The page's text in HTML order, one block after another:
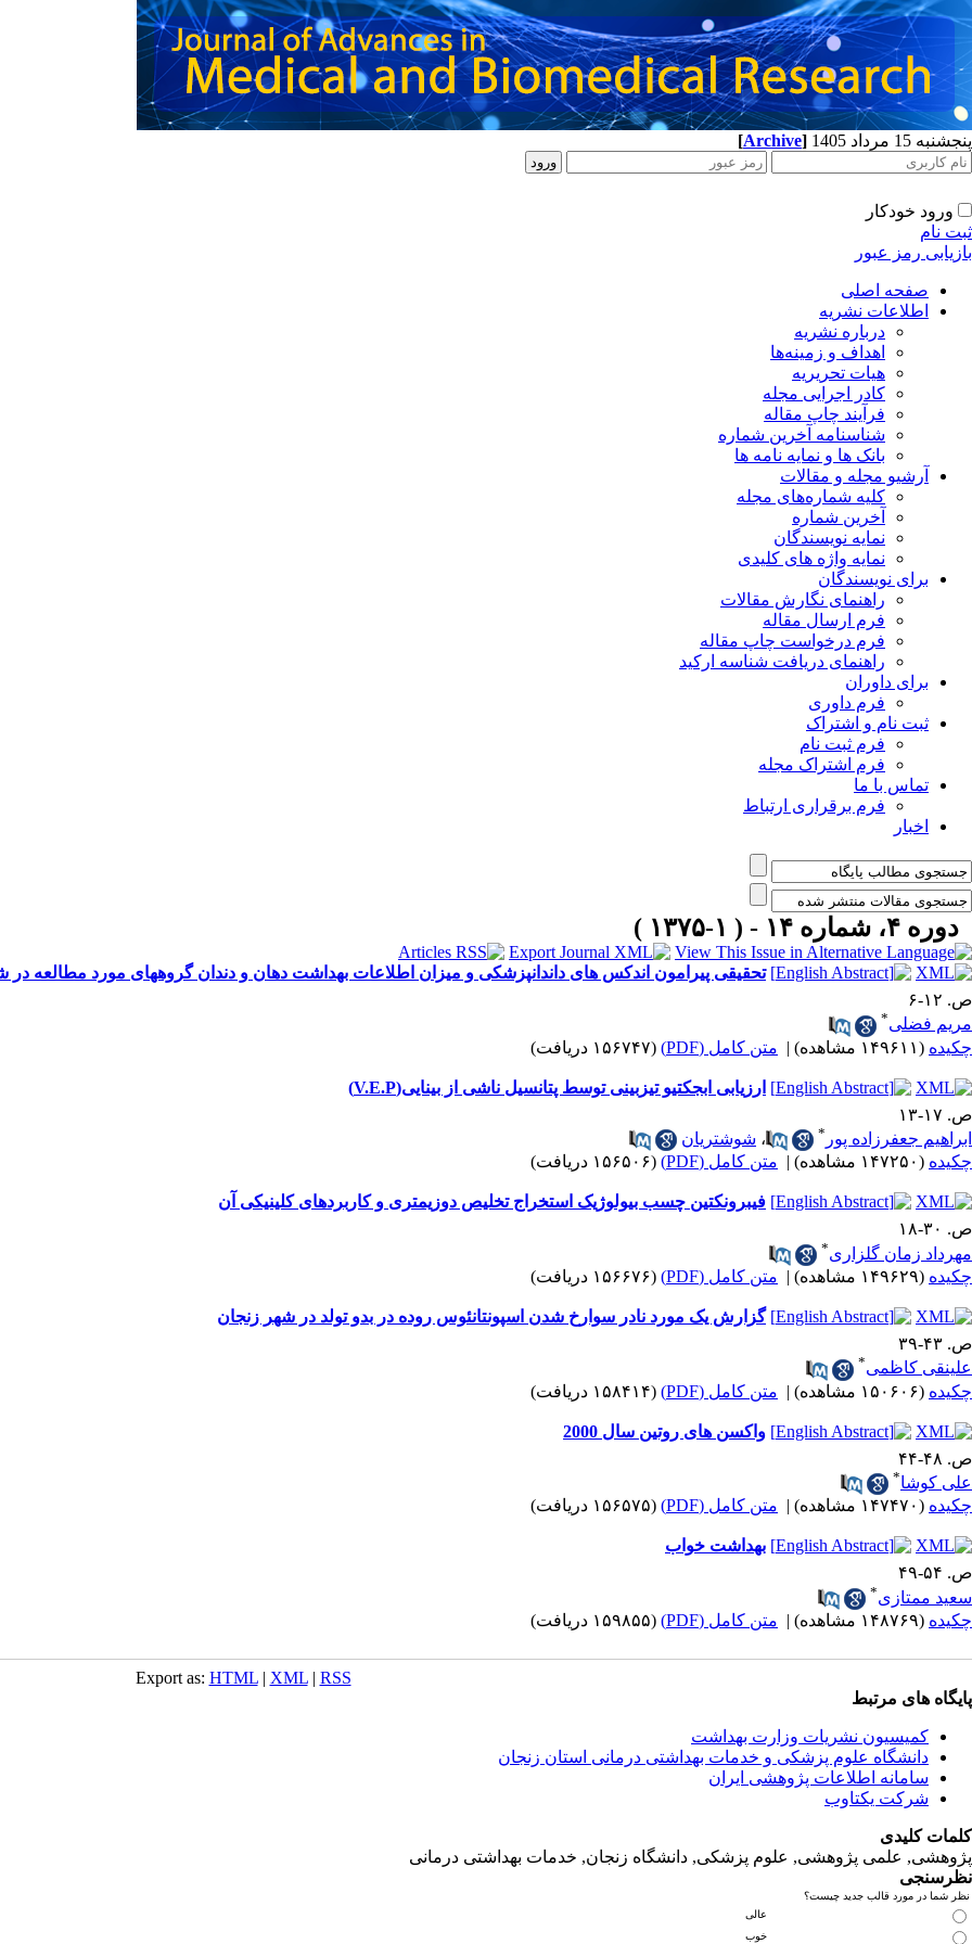
پنجشنبه 15 مرداد 1405 [Archive]
ورود خودکار
ثبت نام
بازیابی رمز عبور
صفحه اصلی
اطلاعات نشریه
درباره نشریه
اهداف و زمینه‌ها
هیات تحریریه
کادر اجرایی مجله
فرآیند چاپ مقاله
شناسنامه آخرین شماره
بانک ها و نمایه نامه ها
آرشیو مجله و مقالات
کلیه شماره‌های مجله
آخرین شماره
نمایه نویسندگان
نمایه واژه های کلیدی
برای نویسندگان
راهنمای نگارش مقالات
فرم ارسال مقاله
فرم درخواست چاپ مقاله
راهنمای دریافت شناسه ارکید
برای داوران
فرم داوری
ثبت نام و اشتراک
فرم ثبت نام
فرم اشتراک مجله
تماس با ما
فرم برقراری ارتباط
اخبار
دوره ۴، شماره ۱۴ - ( ۱-۱۳۷۵ )
تحقیقی پیرامون اندکس های داندانپزشکی و میزان اطلاعات بهداشت دهان و دندان گروههای مورد مطالعه در
ص. ۱۲-۶
مریم فضلی*
چکیده (۱۴۹۶۱۱ مشاهده) | متن کامل (PDF) (۱۵۶۷۴۷ دریافت)
ارزیابی ابجکتیو تیزبینی توسط پتانسیل ناشی از بینایی(V.E.P)
ص. ۱۷-۱۳
ابراهیم جعفرزاده پور * ، شوشتریان
چکیده (۱۴۷۲۵۰ مشاهده) | متن کامل (PDF) (۱۵۶۵۰۶ دریافت)
فیبرونکتین چسب بیولوژیک استخراج تخلیص دوزیمتری و کاربردهای کلینیکی آن
ص. ۳۰-۱۸
مهرداد زمان گلزاری*
چکیده (۱۴۹۶۲۹ مشاهده) | متن کامل (PDF) (۱۵۶۶۷۶ دریافت)
گزارش یک مورد نادر سوارخ شدن اسپونتانئوس روده در بدو تولد در شهر زنجان
ص. ۴۳-۳۹
علینقی کاظمی*
چکیده (۱۵۰۶۰۶ مشاهده) | متن کامل (PDF) (۱۵۸۴۱۴ دریافت)
واکسن های روتین سال 2000
ص. ۴۸-۴۴
علی کوشا*
چکیده (۱۴۷۴۷۰ مشاهده) | متن کامل (PDF) (۱۵۶۵۷۵ دریافت)
بهداشت خواب
ص. ۵۴-۴۹
سعید ممتازی*
چکیده (۱۴۸۷۶۹ مشاهده) | متن کامل (PDF) (۱۵۹۸۵۵ دریافت)
Export as: HTML| XML| RSS
پایگاه های مرتبط
کمیسیون نشریات وزارت بهداشت
دانشگاه‌ علوم‌ پزشکی‌ و خدمات‌ بهداشتی‌ درمانی‌ استان‌ زنجان
سامانه اطلاعات پژوهشی ایران
شرکت یکتاوب
کلمات کلیدی
پژوهشی, علمی پژوهشی, علوم‌ پزشکی‌, دانشگاه زنجان, خدمات‌ بهداشتی‌ درمانی‌
نظرسنجی
نظر شما در مورد قالب جدید چیست؟
عالی
خوب